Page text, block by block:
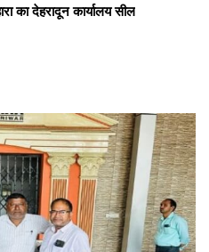
का देहरादून कार्यालय सील